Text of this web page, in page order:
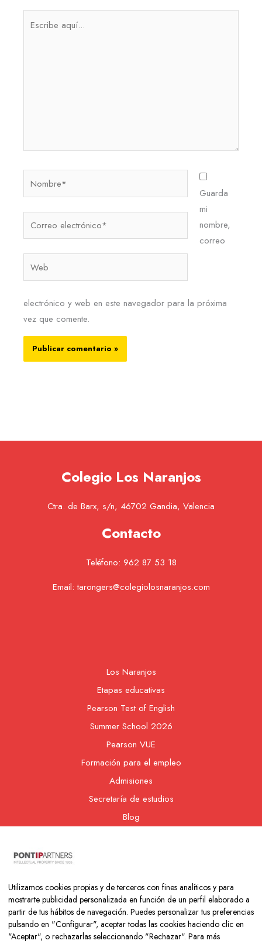
Nombre*
Guarda
mi
nombre,
correo
electrónico y web en este navegador para la próxima
vez que comente.
Colegio Los Naranjos
Ctra. de Barx, s/n, 46702 Gandia, Valencia
Contacto
Teléfono: 962 87 53 18
Email:tarongers@colegiolosnaranjos.com
Los Naranjos
Etapas educativas
Pearson Test of English
Summer School 2026
Pearson VUE
Formación para el empleo
Admisiones
Secretaría de estudios
Blog
Utilizamos cookies propias y de terceros con fines analíticos y para
mostrarte publicidad personalizada en función de un perfil elaborado a
partir de tus hábitos de navegación. Puedes personalizar tus preferencias
pulsando en "Configurar", aceptar todas las cookies haciendo clic en
"Aceptar", o rechazarlas seleccionando "Rechazar". Para más